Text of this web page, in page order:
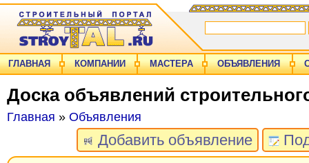
ГЛАВНАЯ КОМПАНИИ МАСТЕРА ОБЪЯВЛЕНИЯ
Доска объявлений
Главная » Объявления
Добавить объявление